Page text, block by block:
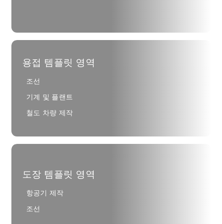
용접 템플릿 영역
조선
기계 및 플랜트
철도 차량 제작
도장 템플릿 영역
항공기 제작
조선